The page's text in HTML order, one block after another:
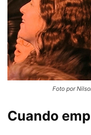
Foto por
Cuando